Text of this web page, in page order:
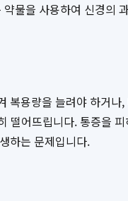
물을 사용하여 신경의
용량을 늘려야 하거
어뜨립니다. 통증을
하는 문제입니다.